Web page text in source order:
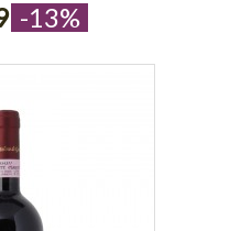
-13%